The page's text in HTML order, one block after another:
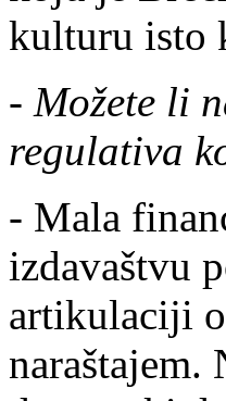
kulturu isto
- Možete li
regulativa
- Mala
izdavaštvu
artikulaciji
naraštajem.